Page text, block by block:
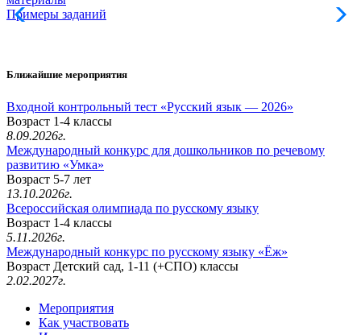
Примеры заданий
Ближайшие мероприятия
Входной контрольный тест «Русский язык — 2026»
Возраст 1-4 классы
8.09.2026г.
Международный конкурс для дошкольников по речевому
развитию «Умка»
Возраст 5-7 лет
13.10.2026г.
Всероссийская олимпиада по русскому языку
Возраст 1-4 классы
5.11.2026г.
Международный конкурс по русскому языку «Ёж»
Возраст Детский сад, 1-11 (+СПО) классы
2.02.2027г.
Мероприятия
Как участвовать